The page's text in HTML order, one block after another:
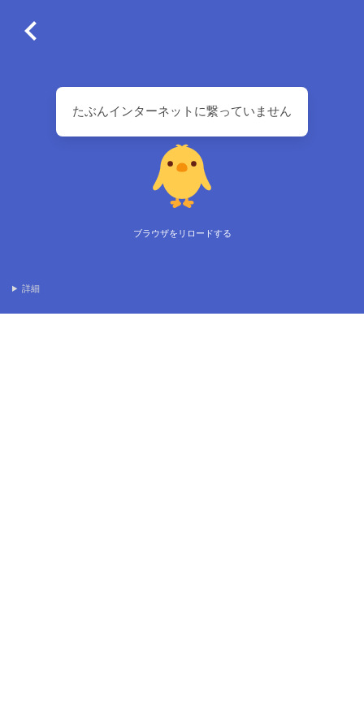
たぶんインターネットに繋っていません
ブラウザをリロードする
詳細